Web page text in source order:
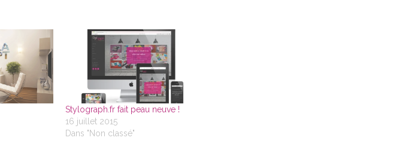
Stylograph.fr fait peau neuve !
16 juillet 2015
Dans "Non classé"